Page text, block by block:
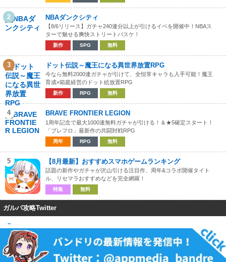
2 NBAダンクシティ
【8/6リリース】ガチャ240連分以上が引けるイベを開催中！NBAス
ターで魅せる爽快ストリートバスケ！
新作 SPG 無料
3 ドット伝説～魔王になる異世界放置RPG
今なら無料2000連ガチャが引けて、全恒常キャラも入手可能！魔王
育成×箱庭経営のドット絵放置RPG
新作 RPG 無料
4 BRAVE FRONTIER LEGION
1周年記念で最大1000連無料ガチャが引ける！＆★5確定スタート！
「ブレフロ」最新作の共闘対戦RPG
周年 RPG 無料
5 【8月最新】おすすめスマホゲームランキング
話題の新作やガチャが沢山引ける注目作、周年&コラボ開催タイト
ル、リセマラおすすめなどを完全網羅！
特集 無料
ガルパ攻略Twitter
..